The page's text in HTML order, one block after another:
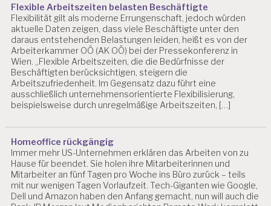
H
I
S
C
H
E
R
B
E
L
T
U
N
G
E
N
Flexible Arbeitszeiten belasten Beschäftigte
Flexibilität gilt als moderne Errungenschaft, jedoch würden
aktuelle Daten zeigen, dass viele Beschäftigte unter den
daraus entstehenden Belastungen leiden, heißt es von der
Arbeiterkammer OÖ (AK OÖ) bei der Pressekonferenz in
Wien. „Flexible Arbeitszeiten, die die Bedürfnisse der
Beschäftigten berücksichtigen, steigern die
Arbeitszufriedenheit. Im Gegensatz dazu führt eine
ausschließlich unternehmensorientierte Flexibilisierung,
beispielsweise durch unregelmäßige Arbeitszeiten, […]
Homeoffice rückgängig
Immer mehr US-Unternehmen erklären das Arbeiten von zu
Hause für beendet. Sie holen ihre Mitarbeiterinnen und
Mitarbeiter an fünf Tagen pro Woche ins Büro zurück – teils
mit nur wenigen Tagen Vorlaufzeit. Tech-Giganten wie Google,
Dell und Amazon haben den Anfang gemacht, nun will auch die